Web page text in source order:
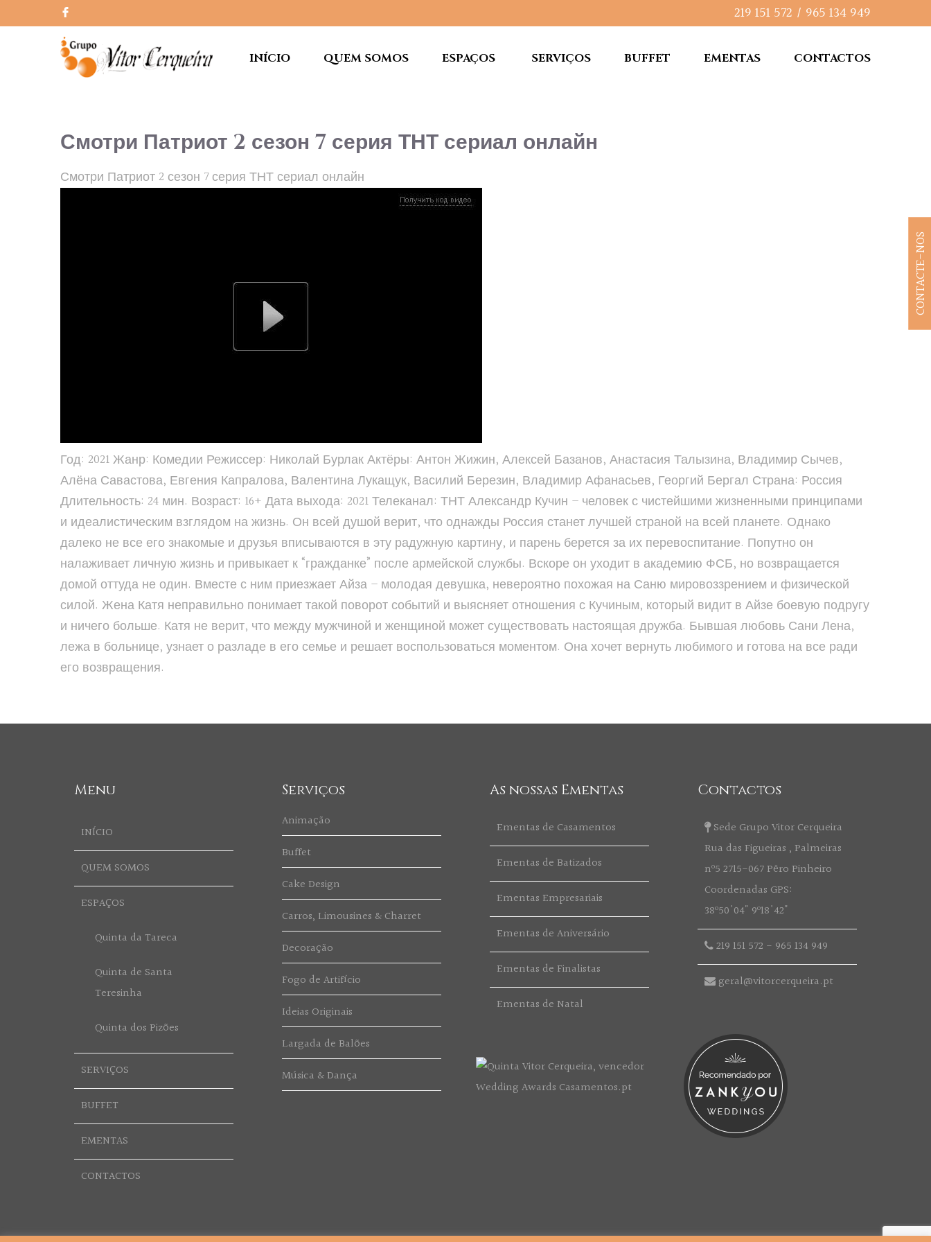
219 151 572 / 965 134 949
INÍCIO QUEM SOMOS ESPAÇOS SERVIÇOS BUFFET EMENTAS CONTACTOS
Смотри Патриот 2 сезон 7 серия ТНТ сериал онлайн
Смотри Патриот 2 сезон 7 серия ТНТ сериал онлайн
Год: 2021 Жанр: Комедии Режиссер: Николай Бурлак Актёры: Антон Жижин, Алексей Базанов, Анастасия Талызина, Владимир Сычев,
Алёна Савастова, Евгения Капралова, Валентина Лукащук, Василий Березин, Владимир Афанасьев, Георгий Бергал Страна: Россия
Длительность: 24 мин. Возраст: 16+ Дата выхода: 2021 Телеканал: ТНТ Александр Кучин – человек с чистейшими жизненными принципами
и идеалистическим взглядом на жизнь. Он всей душой верит, что однажды Россия станет лучшей страной на всей планете. Однако
далеко не все его знакомые и друзья вписываются в эту радужную картину, и парень берется за их перевоспитание. Попутно он
налаживает личную жизнь и привыкает к “гражданке” после армейской службы. Вскоре он уходит в академию ФСБ, но возвращается
домой оттуда не один. Вместе с ним приезжает Айза – молодая девушка, невероятно похожая на Саню мировоззрением и физической
силой. Жена Катя неправильно понимает такой поворот событий и выясняет отношения с Кучиным, который видит в Айзе боевую подругу
и ничего больше. Катя не верит, что между мужчиной и женщиной может существовать настоящая дружба. Бывшая любовь Сани Лена,
лежа в больнице, узнает о разладе в его семье и решает воспользоваться моментом. Она хочет вернуть любимого и готова на все ради
его возвращения.
Menu
INÍCIO
QUEM SOMOS
ESPAÇOS
Quinta da Tareca
Quinta de Santa
Teresinha
Quinta dos Pizões
SERVIÇOS
BUFFET
EMENTAS
CONTACTOS
Serviços
Animação
Buffet
Cake Design
Carros, Limousines & Charret
Decoração
Fogo de Artifício
Ideias Originais
Largada de Balões
Música & Dança
As nossas Ementas
Ementas de Casamentos
Ementas de Batizados
Ementas Empresariais
Ementas de Aniversário
Ementas de Finalistas
Ementas de Natal
Contactos
Sede Grupo Vitor Cerqueira
Rua das Figueiras , Palmeiras
nº5 2715-067 Pêro Pinheiro
Coordenadas GPS:
38º50'04" 9º18'42"
219 151 572 - 965 134 949
geral@vitorcerqueira.pt
CONTACTE-NOS